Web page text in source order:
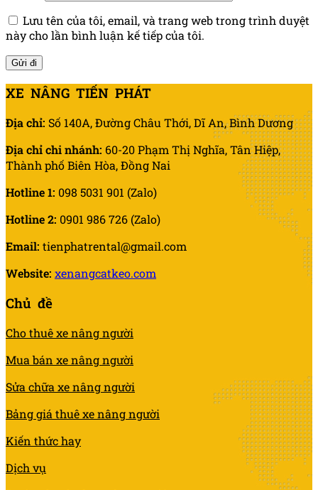
Lưu tên của tôi, email, và trang web trong trình duyệt
này cho lần bình luận kế tiếp của tôi.
XE NÂNG TIẾN PHÁT
Địa chỉ: Số 140A, Đường Châu Thới, Dĩ An, Bình Dương
Địa chỉ chi nhánh: 60-20 Phạm Thị Nghĩa, Tân Hiệp,
Thành phố Biên Hòa, Đồng Nai
Hotline 1: 098 5031 901 (Zalo)
Hotline 2: 0901 986 726 (Zalo)
Email: tienphatrental@gmail.com
Website: xenangcatkeo.com
Chủ đề
Cho thuê xe nâng người
Mua bán xe nâng người
Sửa chữa xe nâng người
Bảng giá thuê xe nâng người
Kiến thức hay
Dịch vụ